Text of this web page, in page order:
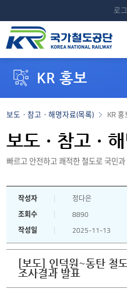
로
KR 홍보
KR 홍
보도ㆍ참고ㆍ해명자료(목록)
보도ㆍ참고ㆍ
빠르고 안전하고 쾌적한 철도로 국민
작성자
정다은
조회수
8890
작성일
2025-11-13
[보도] 인덕원~동탄 철
조사결과 발표